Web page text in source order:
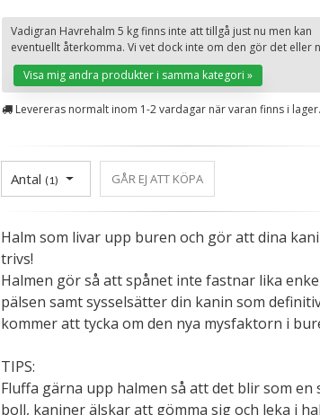
Vadigran Havrehalm 5 kg finns inte att tillgå just nu men kan
eventuellt återkomma. Vi vet dock inte om den gör det eller
Visa mig andra produkter i samma kategori »
Levereras normalt inom 1-2 vardagar när varan finns i lager.
Antal (1) GÅR EJ ATT KÖPA
Halm som livar upp buren och gör att dina
trivs!
Halmen gör så att spånet inte fastnar lika
pälsen samt sysselsätter din kanin som
kommer att tycka om den nya mysfaktorn i
TIPS:
Fluffa gärna upp halmen så att det blir som en
boll, kaniner älskar att gömma sig och leka i